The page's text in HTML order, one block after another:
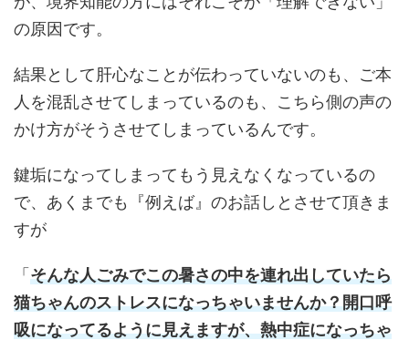
の原因です。
結果として肝心なことが伝わっていないのも、ご本
人を混乱させてしまっているのも、こちら側の声の
かけ方がそうさせてしまっているんです。
鍵垢になってしまってもう見えなくなっているの
で、あくまでも『例えば』のお話しとさせて頂きま
すが
「 そんな人ごみでこの暑さの中を連れ出していたら
猫ちゃんのストレスになっちゃいませんか？開口呼
吸になってるように見えますが、熱中症になっちゃ